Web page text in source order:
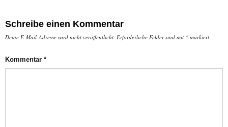
Schreibe einen Kommentar
Deine E-Mail-Adresse wird nicht veröffentlicht. Erforderliche Felder sind mit * markiert
Kommentar *